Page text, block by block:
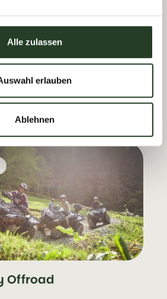
Alle zulassen
erlauben
Ablehnenund Naturgefühl.
Offroad